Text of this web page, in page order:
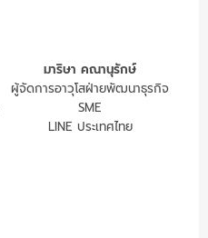
มาริษา คณานุรักษ์
ผู้จัดการอาวุโสฝ่ายพัฒนาธุรกิจ
SME
LINE ประเทศไทย